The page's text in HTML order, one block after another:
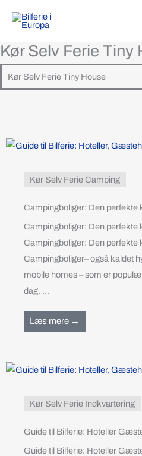
Kør Selv Ferie Tiny
Kør Selv Ferie Tiny House
Kør Selv Ferie Camping
Campingboliger: Den perfekte
Campingboliger: Den perfekte
Campingboliger: Den perfekte
Campingboliger– også kaldet
mobile homes – som er
dag. ...
Læs mere →
Kør Selv Ferie Indkvartering
Guide til Bilferie: Hoteller
Guide til Bilferie: Hoteller